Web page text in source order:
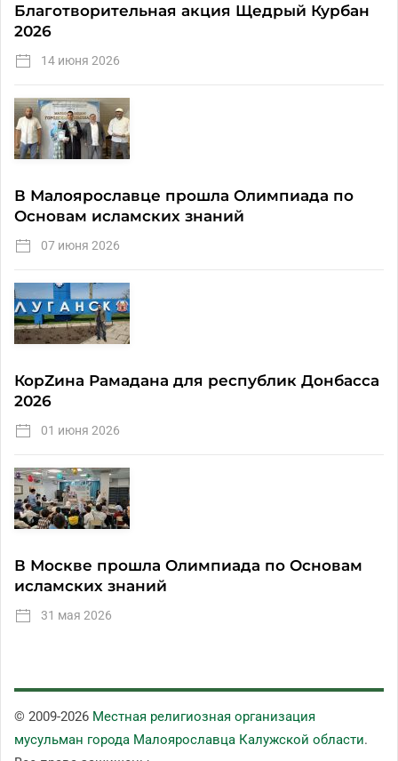
Благотворительная акция Щедрый Курбан
2026
14 июня 2026
В Малоярославце прошла Олимпиада по
Основам исламских знаний
07 июня 2026
КорZина Рамадана для республик Донбасса
2026
01 июня 2026
В Москве прошла Олимпиада по Основам
исламских знаний
31 мая 2026
© 2009-2026 Местная религиозная организация
мусульман города Малоярославца Калужской области.